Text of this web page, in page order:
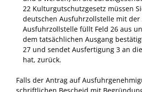
22 Kulturgutschutzgesetz müssen
deutschen Ausfuhrzollstelle mit
Ausfuhrzollstelle füllt Feld 26 aus
dem tatsächlichen Ausgang
27 und sendet Ausfertigung 3 an
hat, zurück.
Falls der Antrag auf